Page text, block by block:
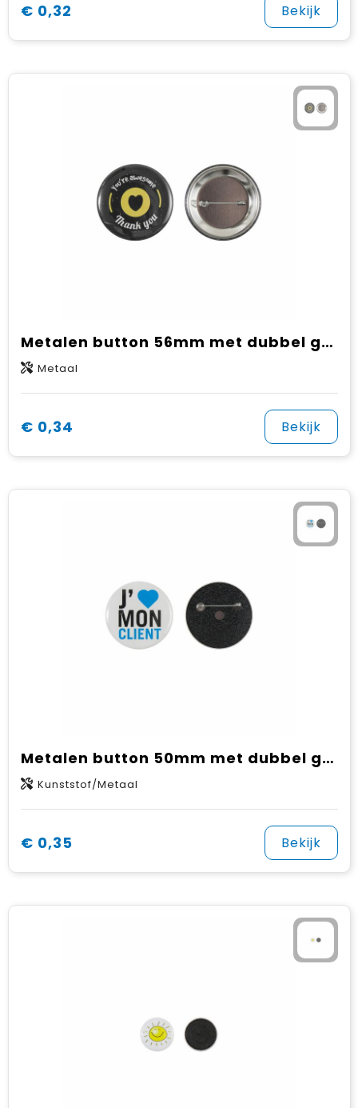
€ 0,32 Bekijk
Metalen button 56mm met dubbel gezekerde speld
Metaal
€ 0,34 Bekijk
Metalen button 50mm met dubbel gezekerde speld
Kunststof/Metaal
€ 0,35 Bekijk